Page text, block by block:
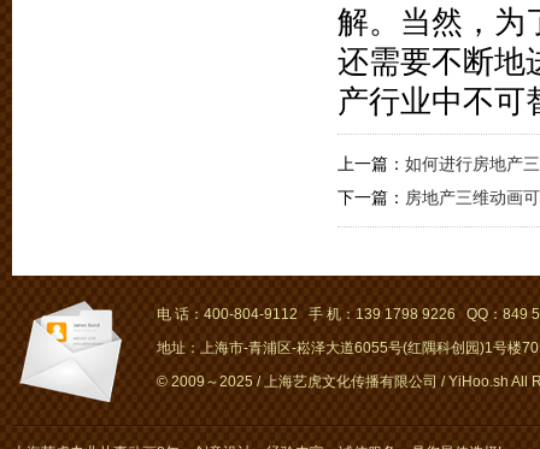
解。当然，为
还需要不断地
产行业中不可
上一篇： 如何进行房地产
下一篇： 房地产三维动画
电 话：400-804-9112 手 机：139 1798 9226 QQ：849
地址：上海市-青浦区-崧泽大道6055号(红隅科创园)1号楼
© 2009～2025 / 上海艺虎文化传播有限公司 / YiHoo.sh All